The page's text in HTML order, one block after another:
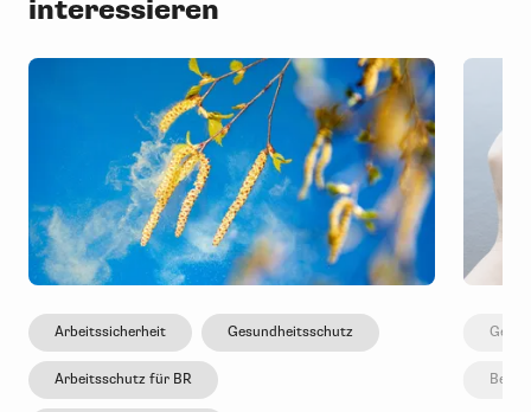
interessieren
Arbeitssicherheit Gesundheitsschutz
Arbeitsschutz für BR